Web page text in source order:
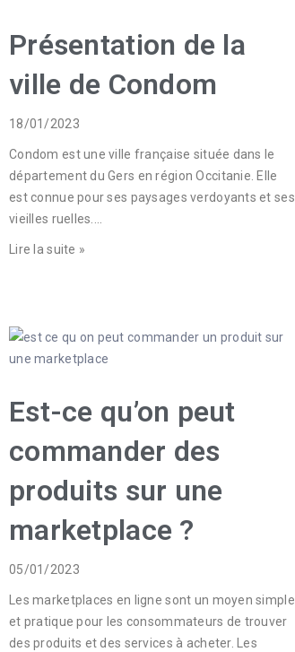
Présentation de la
ville de Condom
18/01/2023
Condom est une ville française située dans le
département du Gers en région Occitanie. Elle
est connue pour ses paysages verdoyants et ses
vieilles ruelles.…
Lire la suite »
Est-ce qu’on peut
commander des
produits sur une
marketplace ?
05/01/2023
Les marketplaces en ligne sont un moyen simple
et pratique pour les consommateurs de trouver
des produits et des services à acheter. Les